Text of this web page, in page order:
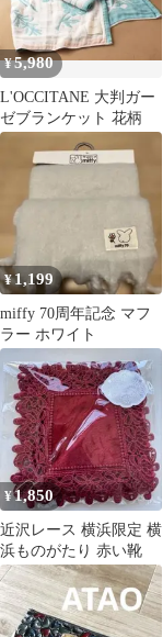
¥5,980
L'OCCITANE 大判ガー
ゼブランケット 花柄
¥1,199
miffy 70周年記念 マフ
ラー ホワイト
¥1,850
近沢レース 横浜限定 横
浜ものがたり 赤い靴